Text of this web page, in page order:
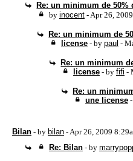
Re: un minimum de
by inocent- Apr 26,
Re: un minimum de
license - by paul -
Re: un minimum
license - by fifi -
Re: un
une license
Bilan - by bilan - Apr 26, 2009
Re: Bilan - by